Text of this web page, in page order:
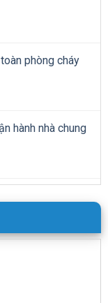
phòng cháy
hành nhà chung